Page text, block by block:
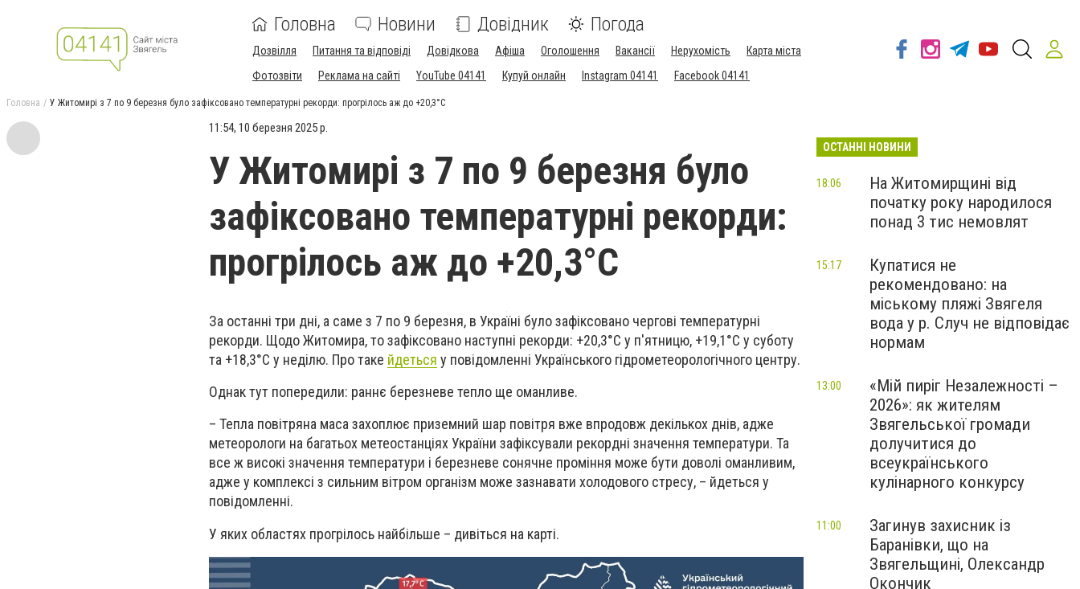
Головна Новини Довідник Погода
Дозвілля Питання та відповіді Довідкова Афіша Оголошення Вакансії Нерухомість
Карта міста
Фотозвіти
Реклама на сайті YouTube 04141 Купуй онлайн Instagram 04141 Facebook 04141
Головна У Житомирі з 7 по 9 березня було зафіксовано температурні рекорди: прогрілось аж до +20,3°С
11:54, 10 березня 2025 р.
У Житомирі з 7 по 9 березня було
зафіксовано температурні рекорди:
прогрілось аж до +20,3°С
За останні три дні, а саме з 7 по 9 березня, в Україні було зафіксовано чергові температурні
рекорди. Щодо Житомира, то зафіксовано наступні рекорди: +20,3°С у п'ятницю, +19,1°С у суботу
та +18,3°С у неділю. Про таке йдеться у повідомленні Українського гідрометеорологічного центру.
Однак тут попередили: раннє березневе тепло ще оманливе.
– Тепла повітряна маса захоплює приземний шар повітря вже впродовж декількох днів, адже
метеорологи на багатьох метеостанціях України зафіксували рекордні значення температури. Та
все ж високі значення температури і березневе сонячне проміння може бути доволі оманливим,
адже у комплексі з сильним вітром організм може зазнавати холодового стресу, – йдеться у
повідомленні.
У яких областях прогрілось найбільше – дивіться на карті.
ОСТАННІ НОВИНИ
На Житомирщині від
початку року народилося
понад 3 тис немовлят
18:06
Купатися не
рекомендовано: на
міському пляжі Звягеля
вода у р. Случ не відповідає
нормам
15:17
«Мій пиріг Незалежності –
2026»: як жителям
Звягельської громади
долучитися до
всеукраїнського
кулінарного конкурсу
13:00
Загинув захисник із
Баранівки, що на
Звягельщині, Олександр
Окончик
11:00